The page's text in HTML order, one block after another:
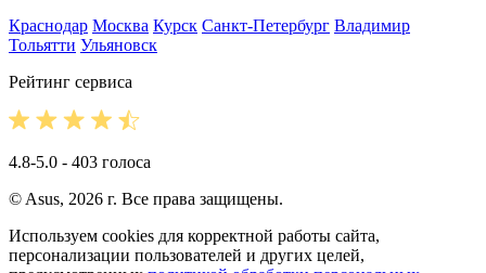
Краснодар Москва Курск Санкт-Петербург Владимир
Тольятти Ульяновск
Рейтинг сервиса
4.8-5.0 - 403 голоса
© Asus, 2026 г. Все права защищены.
Используем cookies для корректной работы сайта,
персонализации пользователей и других целей,